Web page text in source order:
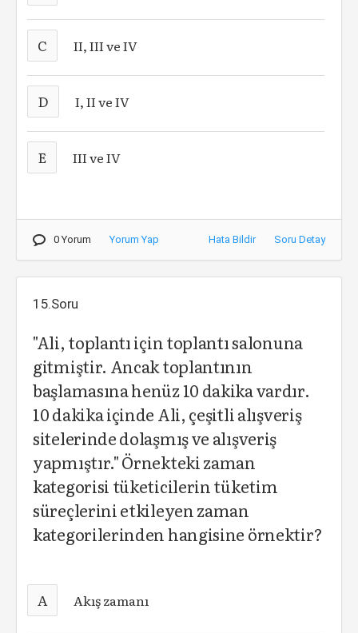
C II, III ve IV
D I, II ve IV
E III ve IV
0 Yorum Yorum Yap Hata Bildir Soru Detay
15.Soru
"Ali, toplantı için toplantı salonuna
gitmiştir. Ancak toplantının
başlamasına henüz 10 dakika vardır.
10 dakika içinde Ali, çeşitli alışveriş
sitelerinde dolaşmış ve alışveriş
yapmıştır." Örnekteki zaman
kategorisi tüketicilerin tüketim
süreçlerini etkileyen zaman
kategorilerinden hangisine örnektir?
A Akış zamanı